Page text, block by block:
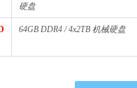
硬盘
64GB DDR4 / 4x2TB 机械硬盘